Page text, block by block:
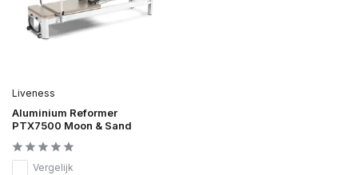
Liveness
Aluminium Reformer
PTX7500 Moon & Sand
Vergelijk